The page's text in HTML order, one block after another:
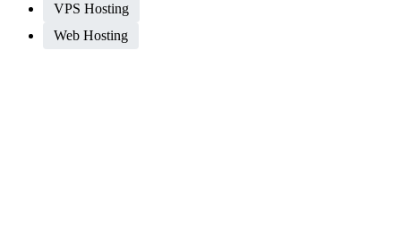
VPS Hosting
Web Hosting